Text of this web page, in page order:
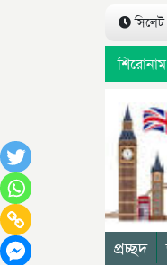
সিলেট
শিরোনাম
সম্মেলন ও
প্রচ্ছদ